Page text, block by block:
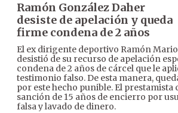
Ramón González Daher
desiste de apelación y queda
firme condena de 2 años
El ex dirigente deportivo Ramón
desistió de su recurso de apelación
condena de 2 años de cárcel que le
testimonio falso. De esta manera,
por este hecho punible. El prestamista
sanción de 15 años de encierro por
falsa y lavado de dinero.